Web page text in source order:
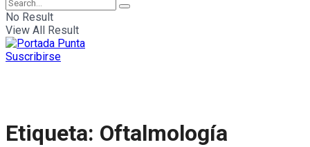
No Result
View All Result
Suscribirse
Etiqueta: Oftalmología